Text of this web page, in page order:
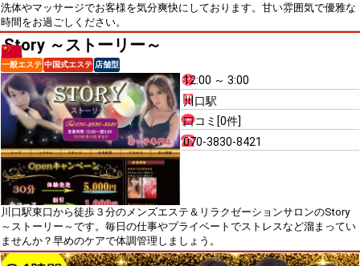
洗体やマッサージでお客様を気分爽快にしております。甘い雰囲気で優雅な
時間をお過ごしください。
Story ～ストーリー～
一般エステ 中国式エステ 店舗型
12:00 ～ 3:00
川口駅
口コミ[0件]
070-3830-8421
川口駅東口から徒歩３分のメンズエステ＆リラクゼーションサロンのStory
～ストーリー～です。毎日の仕事やプライベートでストレスなど溜まってい
ませんか？早めのケアで体調管理しましょう。